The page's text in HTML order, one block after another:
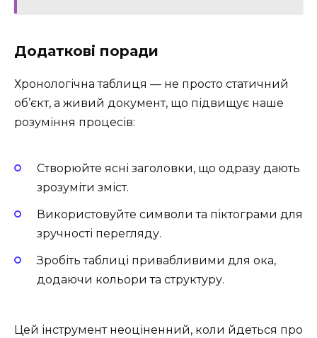
Додаткові поради
Хронологічна таблиця — не просто статичний
об’єкт, а живий документ, що підвищує наше
розуміння процесів:
Створюйте ясні заголовки, що одразу дають
зрозуміти зміст.
Використовуйте символи та піктограми для
зручності перегляду.
Зробіть таблиці привабливими для ока,
додаючи кольори та структуру.
Цей інструмент неоціненний, коли йдеться про